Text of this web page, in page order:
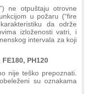
ne otpuštaju otrovne
u požaru (“fire
da održe
izloženosti vatri, i
intervala za koji
PH120
nije teško prepoznati.
su oznakama